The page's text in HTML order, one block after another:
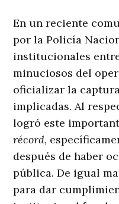
En un reciente
por la Policía
institucionales
minuciosos del
oficializar la
implicadas. Al
logró este
récord,
después de haber
pública. De igual
para dar